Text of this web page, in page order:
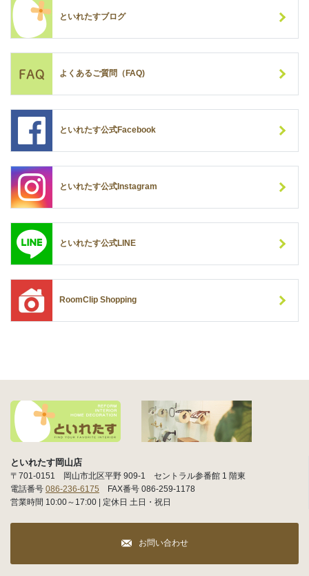
といれたすブログ
よくあるご質問（FAQ)
といれたす公式Facebook
といれたす公式Instagram
といれたす公式LINE
RoomClip Shopping
といれたす岡山店
〒701-0151 岡山市北区平野 909-1 セントラル参番館 1 階東
電話番号 086-236-6175 FAX番号 086-259-1178
営業時間 10:00～17:00 | 定休日 土日・祝日
お問い合わせ